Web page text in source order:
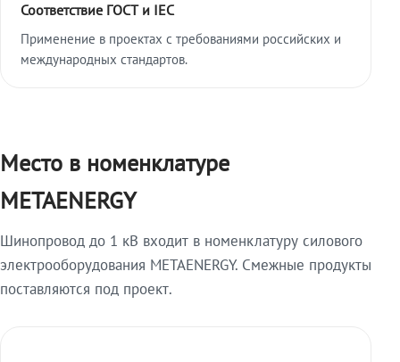
Соответствие ГОСТ и IEC
Применение в проектах с требованиями российских и
международных стандартов.
Место в номенклатуре
METAENERGY
Шинопровод до 1 кВ входит в номенклатуру силового
электрооборудования METAENERGY. Смежные продукты
поставляются под проект.